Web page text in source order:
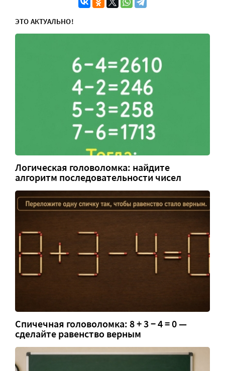
ЭТО АКТУАЛЬНО!
Логическая головоломка: найдите
алгоритм последовательности чисел
Спичечная головоломка: 8 + 3 − 4 = 0 —
сделайте равенство верным